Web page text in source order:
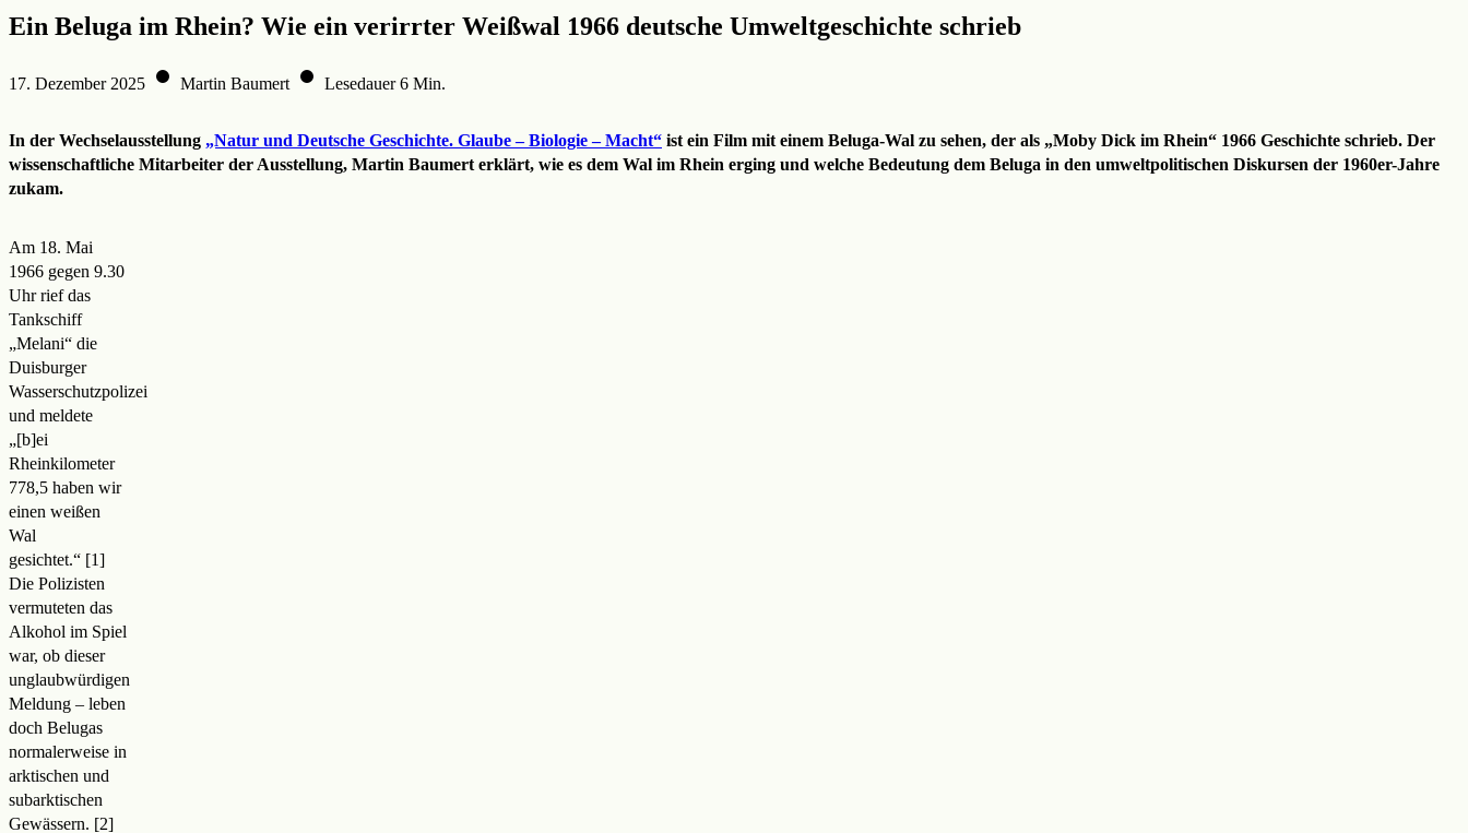
Ein Beluga im Rhein? Wie ein verirrter Weißwal 1966 deutsche Umweltgeschichte schrieb
17. Dezember 2025 Martin Baumert Lesedauer 6 Min.
In der Wechselausstellung „Natur und Deutsche Geschichte. Glaube – Biologie – Macht“ ist ein Film mit einem Beluga-Wal zu sehen, der als „Moby Dick im Rhein“ 1966 Geschichte schrieb. Der
wissenschaftliche Mitarbeiter der Ausstellung, Martin Baumert erklärt, wie es dem Wal im Rhein erging und welche Bedeutung dem Beluga in den umweltpolitischen Diskursen der 1960er-Jahre
zukam.
Am 18. Mai
1966 gegen 9.30
Uhr rief das
Tankschiff
„Melani“ die
Duisburger
Wasserschutzpolizei
und meldete
„[b]ei
Rheinkilometer
778,5 haben wir
einen weißen
Wal
gesichtet.“
Die Polizisten
vermuteten das
Alkohol im Spiel
war, ob dieser
unglaubwürdigen
Meldung – leben
doch Belugas
normalerweise in
arktischen und
subarktischen
Gewässern.